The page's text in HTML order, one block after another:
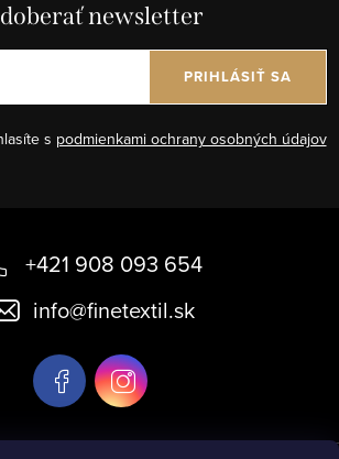
newsletter
s podmienkami ochrany osobných údajov
PRIHLÁSIŤ SA
+421 908 093 654
info@finetextil.sk